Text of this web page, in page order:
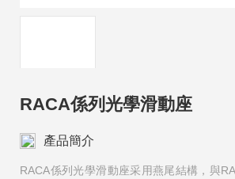
RACA係列光學滑動座
產品簡介
RACA係列光學滑動座采用燕尾結構，與